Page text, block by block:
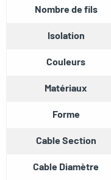
Nombre de fils
Isolation
Couleurs
Matériaux
Forme
Cable Section
Cable Diamètre